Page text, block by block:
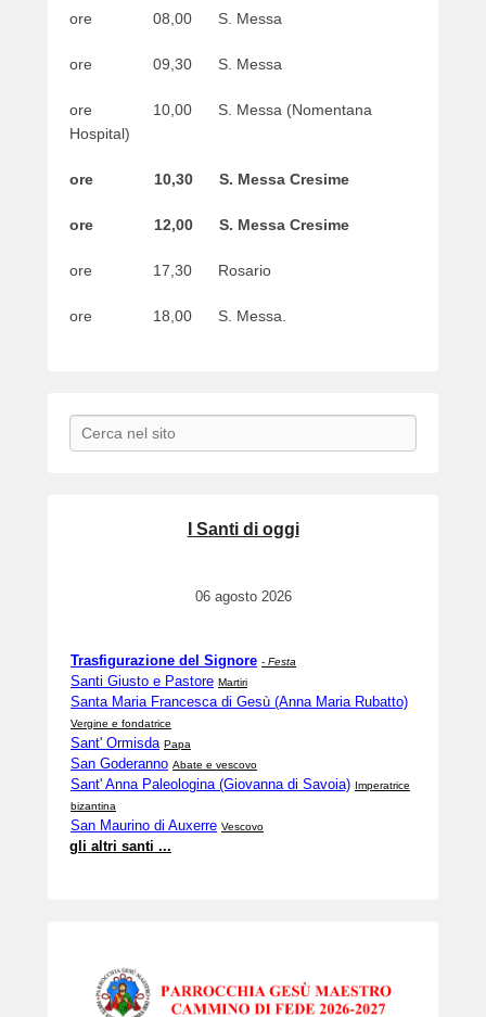
ore 08,00 S. Messa
ore 09,30 S. Messa
ore 10,00 S. Messa (Nomentana
Hospital)
ore 10,30 S. Messa Cresime
ore 12,00 S. Messa Cresime
ore 17,30 Rosario
ore 18,00 S. Messa.
Search
I Santi di oggi
06 agosto 2026
Trasfigurazione del Signore - Festa
Santi Giusto e Pastore Martiri
Santa Maria Francesca di Gesù (Anna Maria Rubatto)
Vergine e fondatrice
Sant' Ormisda Papa
San Goderanno Abate e vescovo
Sant' Anna Paleologina (Giovanna di Savoia) Imperatrice
bizantina
San Maurino di Auxerre Vescovo
gli altri santi ...